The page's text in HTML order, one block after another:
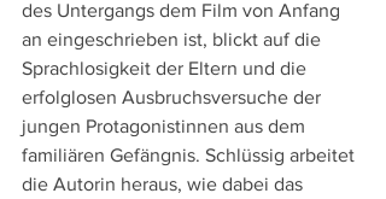
des Untergangs dem Film von Anfang
an eingeschrieben ist, blickt auf die
Sprachlosigkeit der Eltern und die
erfolglosen Ausbruchsversuche der
jungen Protagonistinnen aus dem
familiären Gefängnis. Schlüssig arbeitet
die Autorin heraus, wie dabei das